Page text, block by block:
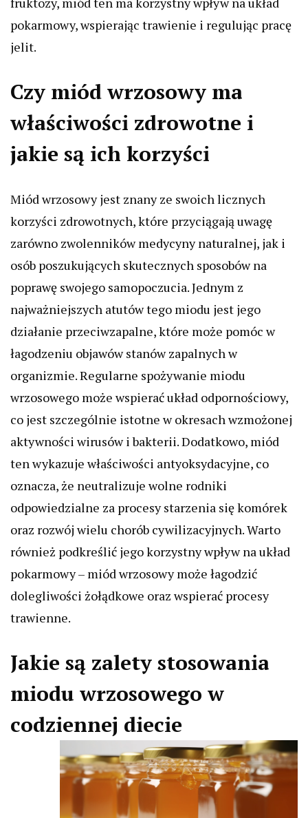
pokarmowy, wspierając trawienie i regulując pracę
jelit.
Czy miód wrzosowy ma
właściwości zdrowotne i
jakie są ich korzyści
Miód wrzosowy jest znany ze swoich licznych
korzyści zdrowotnych, które przyciągają uwagę
zarówno zwolenników medycyny naturalnej, jak i
osób poszukujących skutecznych sposobów na
poprawę swojego samopoczucia. Jednym z
najważniejszych atutów tego miodu jest jego
działanie przeciwzapalne, które może pomóc w
łagodzeniu objawów stanów zapalnych w
organizmie. Regularne spożywanie miodu
wrzosowego może wspierać układ odpornościowy,
co jest szczególnie istotne w okresach wzmożonej
aktywności wirusów i bakterii. Dodatkowo, miód
ten wykazuje właściwości antyoksydacyjne, co
oznacza, że neutralizuje wolne rodniki
odpowiedzialne za procesy starzenia się komórek
oraz rozwój wielu chorób cywilizacyjnych. Warto
również podkreślić jego korzystny wpływ na układ
pokarmowy – miód wrzosowy może łagodzić
dolegliwości żołądkowe oraz wspierać procesy
trawienne.
Jakie są zalety stosowania
miodu wrzosowego w
codziennej diecie